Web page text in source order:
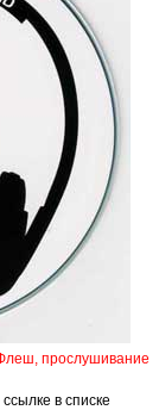
прослушивание
в списке